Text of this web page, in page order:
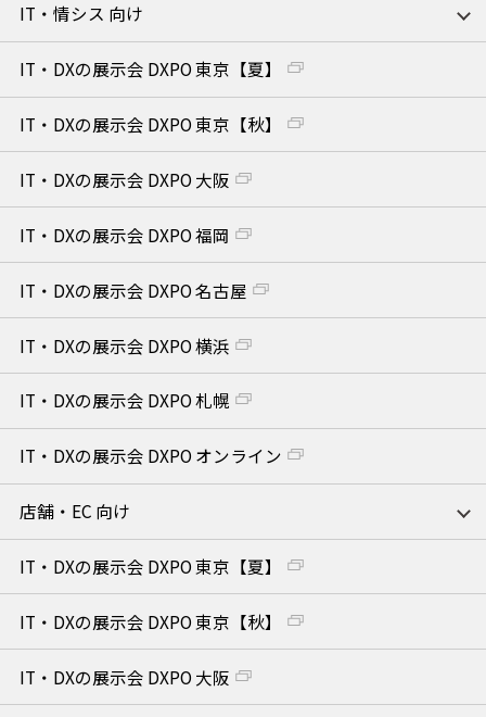
IT・情シス 向け
IT・DXの展示会 DXPO 東京【夏】
IT・DXの展示会 DXPO 東京【秋】
IT・DXの展示会 DXPO 大阪
IT・DXの展示会 DXPO 福岡
IT・DXの展示会 DXPO 名古屋
IT・DXの展示会 DXPO 横浜
IT・DXの展示会 DXPO 札幌
IT・DXの展示会 DXPO オンライン
店舗・EC 向け
IT・DXの展示会 DXPO 東京【夏】
IT・DXの展示会 DXPO 東京【秋】
IT・DXの展示会 DXPO 大阪